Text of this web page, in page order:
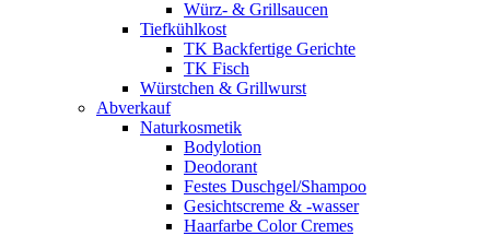
Würz- & Grillsaucen
Tiefkühlkost
TK Backfertige Gerichte
TK Fisch
Würstchen & Grillwurst
Abverkauf
Naturkosmetik
Bodylotion
Deodorant
Festes Duschgel/Shampoo
Gesichtscreme & -wasser
Haarfarbe Color Cremes